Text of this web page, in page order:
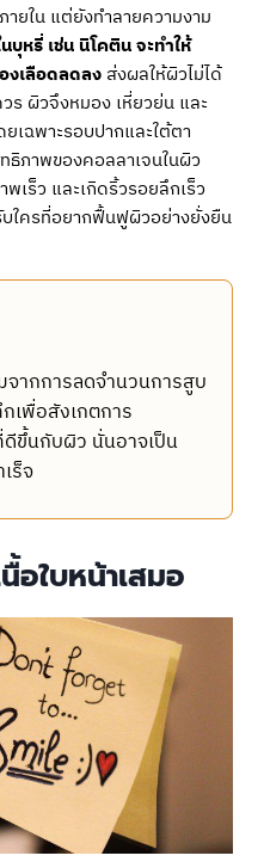
ยใน แต่ยังทำลายความงาม
บุหรี่ เช่น นิโคติน จะทำให้
งเลือดลดลง ส่งผลให้ผิวไม่ได้
ร ผิวจึงหมอง เหี่ยวย่น และ
เฉพาะรอบปากและใต้ตา
ภาพของคอลลาเจนในผิว
เร็ว และเกิดริ้วรอยลึกเร็ว
บใครที่อยากฟื้นฟูผิวอย่างยั่งยืน
จากการลดจำนวนการสูบ
เพื่อสังเกตการ
ดีขึ้นกับผิว นั่นอาจเป็น
ร็จ
อใบหน้าเสมอ